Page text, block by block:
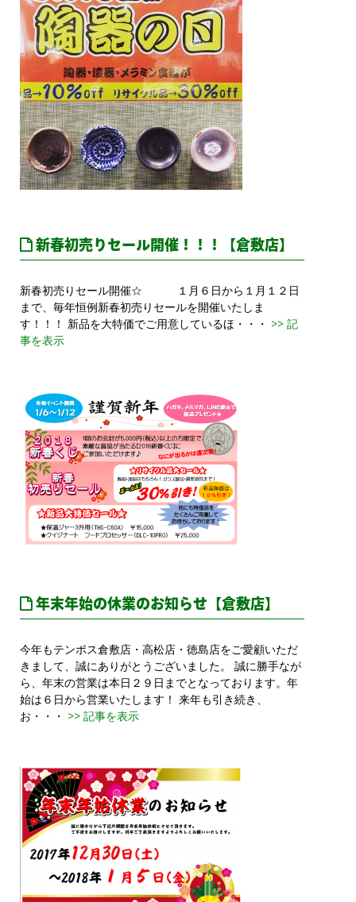
新春初売りセール開催！！！【倉敷店】
新春初売りセール開催☆ １月６日から１月１２日
まで、毎年恒例新春初売りセールを開催いたしま
す！！！ 新品を大特価でご用意しているほ・・・ >> 記
事を表示
年末年始の休業のお知らせ【倉敷店】
今年もテンポス倉敷店・高松店・徳島店をご愛顧いただ
きまして、誠にありがとうございました。 誠に勝手なが
ら、年末の営業は本日２９日までとなっております。年
始は６日から営業いたします！ 来年も引き続き、
お・・・ >> 記事を表示